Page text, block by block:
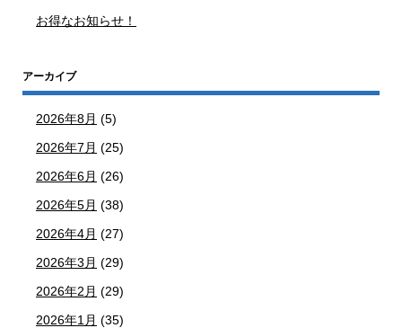
お得なお知らせ！
アーカイブ
2026年8月 (5)
2026年7月 (25)
2026年6月 (26)
2026年5月 (38)
2026年4月 (27)
2026年3月 (29)
2026年2月 (29)
2026年1月 (35)